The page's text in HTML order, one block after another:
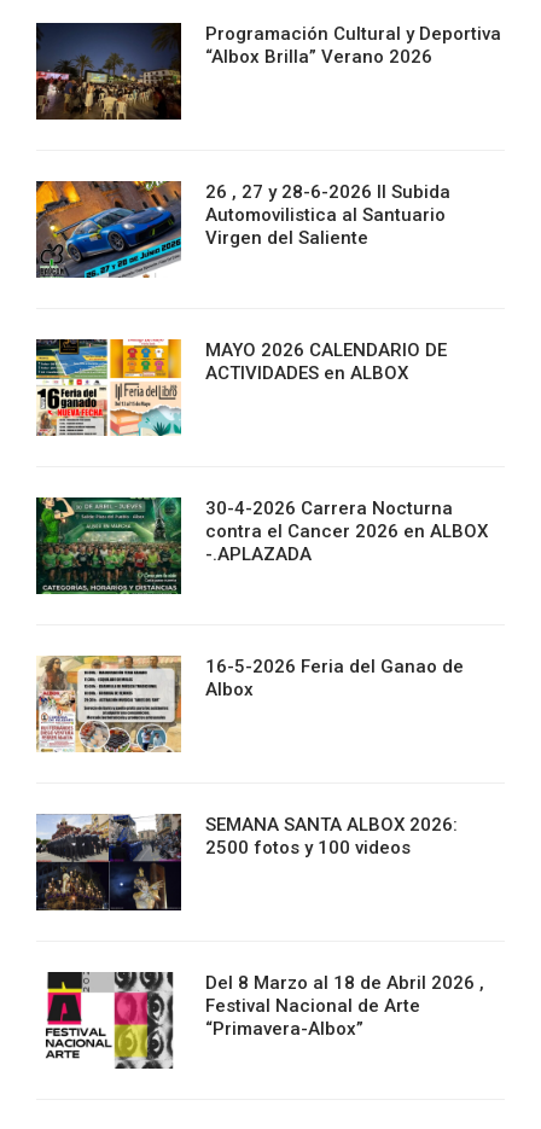
Programación Cultural y Deportiva
“Albox Brilla” Verano 2026
26 , 27 y 28-6-2026 II Subida
Automovilistica al Santuario
Virgen del Saliente
MAYO 2026 CALENDARIO DE
ACTIVIDADES en ALBOX
30-4-2026 Carrera Nocturna
contra el Cancer 2026 en ALBOX
-.APLAZADA
16-5-2026 Feria del Ganao de
Albox
SEMANA SANTA ALBOX 2026:
2500 fotos y 100 videos
Del 8 Marzo al 18 de Abril 2026 ,
Festival Nacional de Arte
“Primavera-Albox”